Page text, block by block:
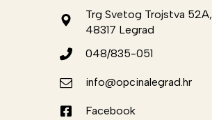
Trg Svetog Trojstva 52A,
48317 Legrad
048/835-051
info@opcinalegrad.hr
Facebook